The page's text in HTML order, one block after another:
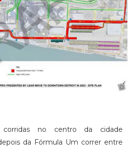
no centro da cidade
da Fórmula Um correr entre